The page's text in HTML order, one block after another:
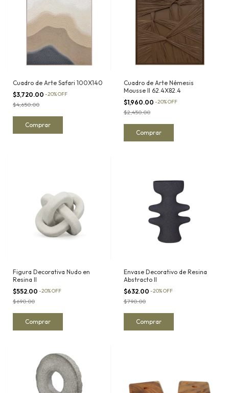
Cuadro de Arte Safari 100X140
$3,720.00 -20%OFF
$4,650.00
Cuadro de Arte Némesis
Mousse II 62.4X82.4
$1,960.00 -20%OFF
$2,450.00
Figura Decorativa Nudo en
Resina II
$552.00 -20%OFF
$690.00
Envase Decorativo de Resina
Abstracto II
$632.00 -20%OFF
$790.00